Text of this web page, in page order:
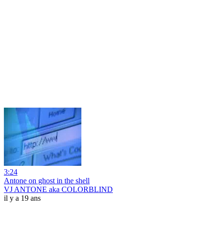
3:24
Antone on ghost in the shell
VJ ANTONE aka COLORBLIND
il y a 19 ans